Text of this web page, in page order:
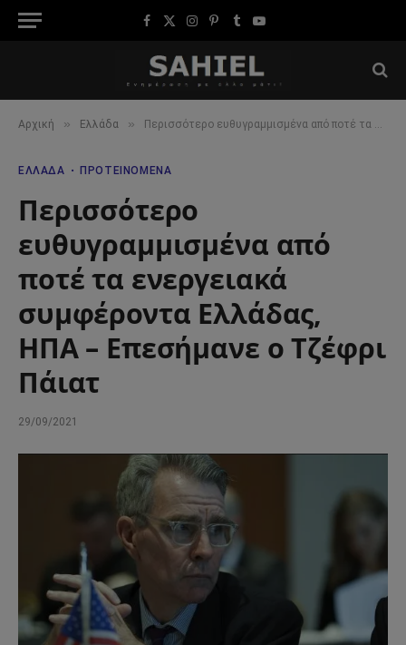
Facebook
X
Instagram
Pinterest
TumblrYouTube
Αρχική » Ελλάδα » Περισσότερο ευθυγραμμισμένα από ποτέ τα ενεργειακά συμφέροντα Ελλάδας, ΗΠΑ – Επεσήμανε ο Τζέφρι Πάιατ
ΕΛΛΆΔΑ ΠΡΟΤΕΙΝΌΜΕΝΑ
Περισσότερο
ευθυγραμμισμένα από
ποτέ τα ενεργειακά
συμφέροντα Ελλάδας,
ΗΠΑ – Επεσήμανε ο Τζέφρι
Πάιατ
29/09/2021